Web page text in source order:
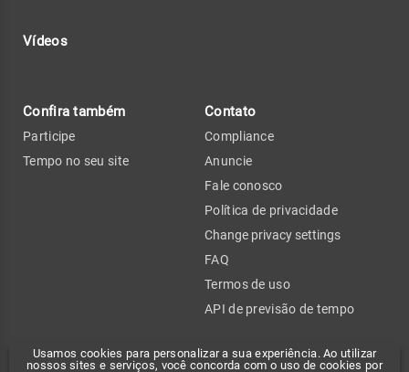
Usamos cookies para personalizar a sua experiência. Ao utilizar
nossos sites e serviços, você concorda com o uso de cookies por
Vídeos
Confira também
Participe
Tempo no seu site
Contato
Compliance
Anuncie
Fale conosco
Política de privacidade
Change privacy settings
FAQ
Termos de uso
API de previsão de tempo